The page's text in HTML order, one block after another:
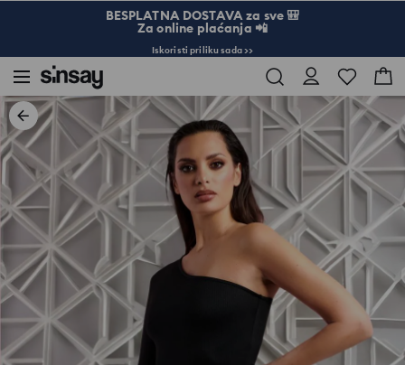
BESPLATNA DOSTAVA za sve 🎒
Za online plaćanja 📲
Iskoristi priliku sada >>